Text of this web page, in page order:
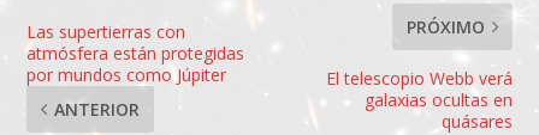
Las supertierras con
atmósfera están protegidas
por mundos como Júpiter
ANTERIOR
PRÓXIMO
El telescopio Webb verá
galaxias ocultas en
quásares